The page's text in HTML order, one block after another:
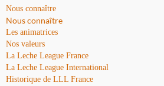
Nous connaître
Nous connaître
Les animatrices
Nos valeurs
La Leche League France
La Leche League International
Historique de LLL France